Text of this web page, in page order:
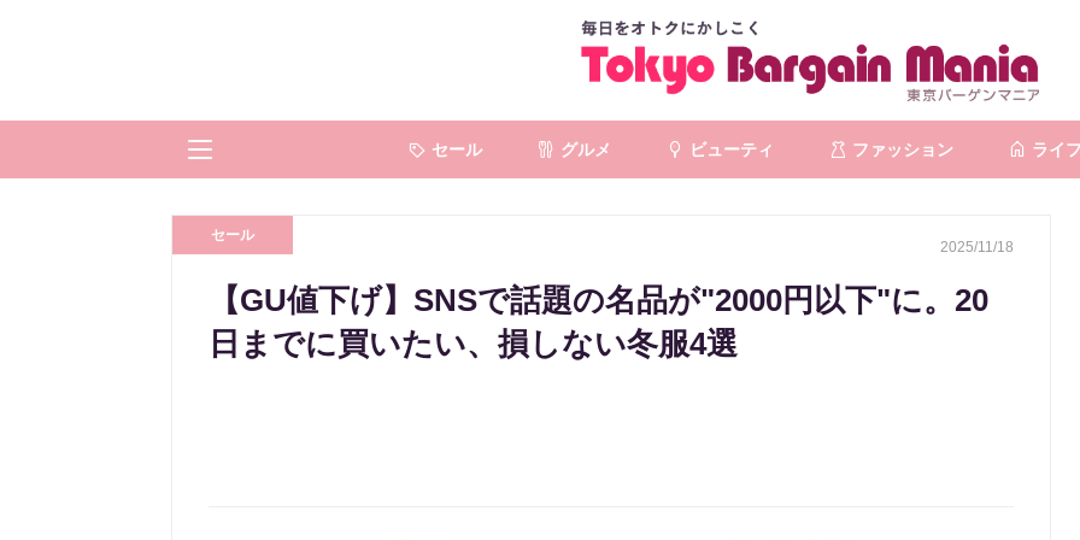
セール グルメ ビューティ ファッション ライフ
セール
2025/11/18
【GU値下げ】SNSで話題の名品が"2000円以下"に。20
日までに買いたい、損しない冬服4選